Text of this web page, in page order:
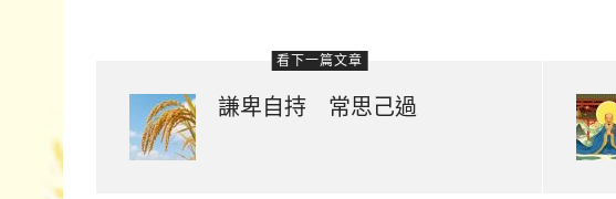
看下一篇文章
謙卑自持 常思己過